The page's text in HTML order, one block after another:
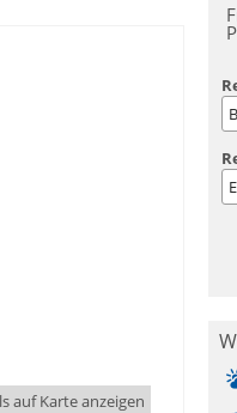
auf Karte anzeigen